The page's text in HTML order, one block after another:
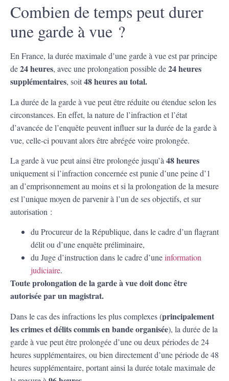
Combien de temps peut durer
une garde à vue ?
En France, la durée maximale d’une garde à vue est par principe
de24 heures, avec une prolongation possible de24 heures
supplémentaires, soit48 heures au total.
La durée de la garde à vue peut être réduite ou étendue selon les
circonstances. En effet, la nature de l’infraction et l’état
d’avancée de l’enquête peuvent influer sur la durée de la garde à
vue, celle-ci pouvant alors être abrégée voire prolongée.
La garde à vue peut ainsi être prolongée jusqu’à 48 heures
uniquement si l’infraction concernée est punie d’une peine d’1
an d’emprisonnement au moins et si la prolongation de la mesure
est l’unique moyen de parvenir à l’un de ses objectifs, et sur
autorisation :
du Procureur de la République, dans le cadre d’un flagrant
délit ou d’une enquête préliminaire,
du Juge d’instruction dans le cadre d’uneinformation
judiciaire.
Toute prolongation de la garde à vue doit donc être
autorisée par un magistrat.
Dans le cas des infractions les plus complexes (principalement
les crimes et délits commis en bande organisée), la durée de la
garde à vue peut être prolongée d’une ou deux périodes de 24
heures supplémentaires, ou bien directement d’une période de 48
heures supplémentaire, portant ainsi la durée totale maximale de